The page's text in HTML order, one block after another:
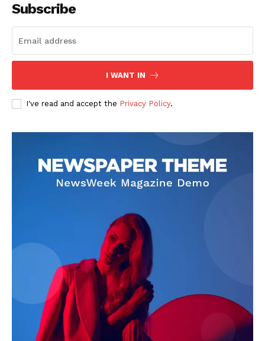
Subscribe
I WANT IN
I've read and accept the Privacy Policy.